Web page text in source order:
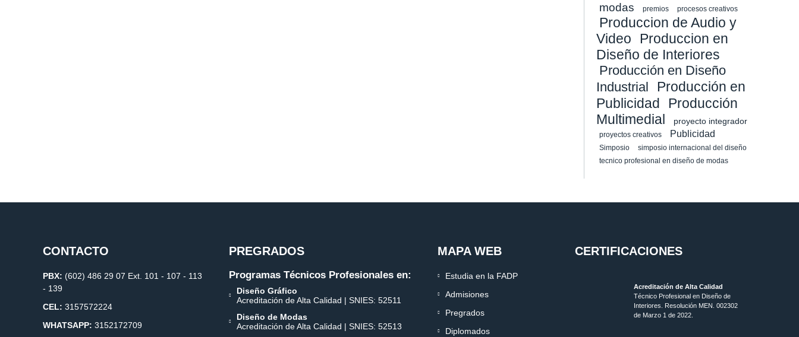
modas premios procesos creativos
Produccion de Audio y
Video
Produccion en
Diseño de Interiores
Producción en Diseño
Industrial
Producción en
Publicidad
Producción
Multimedial
proyecto integrador
proyectos creativos Publicidad
Simposio simposio internacional del diseño
tecnico profesional en diseño de modas
CONTACTO
PBX: (602) 486 29 07 Ext. 101 - 107 - 113
- 139
CEL: 3157572224
WHATSAPP: 3152172709
PREGRADOS
Programas Técnicos Profesionales en:
Diseño Gráfico
Acreditación de Alta Calidad | SNIES: 52511
Diseño de Modas
Acreditación de Alta Calidad | SNIES: 52513
MAPA WEB
Estudia en la FADP
Admisiones
Pregrados
Diplomados
CERTIFICACIONES
Acreditación de Alta Calidad
Técnico Profesional en Diseño de
Interiores. Resolución MEN. 002302
de Marzo 1 de 2022.